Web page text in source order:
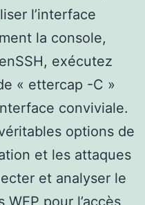
l’interface
la console,
exécutez
« ettercap -C »
conviviale.
options de
et les attaques
et analyser le
pour l’accès